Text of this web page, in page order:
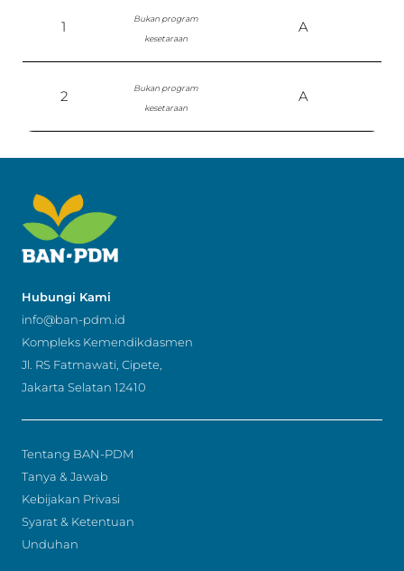
1
Bukan program
kesetaraan
A
2
Bukan program
kesetaraan
A
Hubungi Kami
info@ban-pdm.id
Kompleks Kemendikdasmen
Jl. RS Fatmawati, Cipete,
Jakarta Selatan 12410
Tentang BAN-PDM
Tanya & Jawab
Kebijakan Privasi
Syarat & Ketentuan
Unduhan